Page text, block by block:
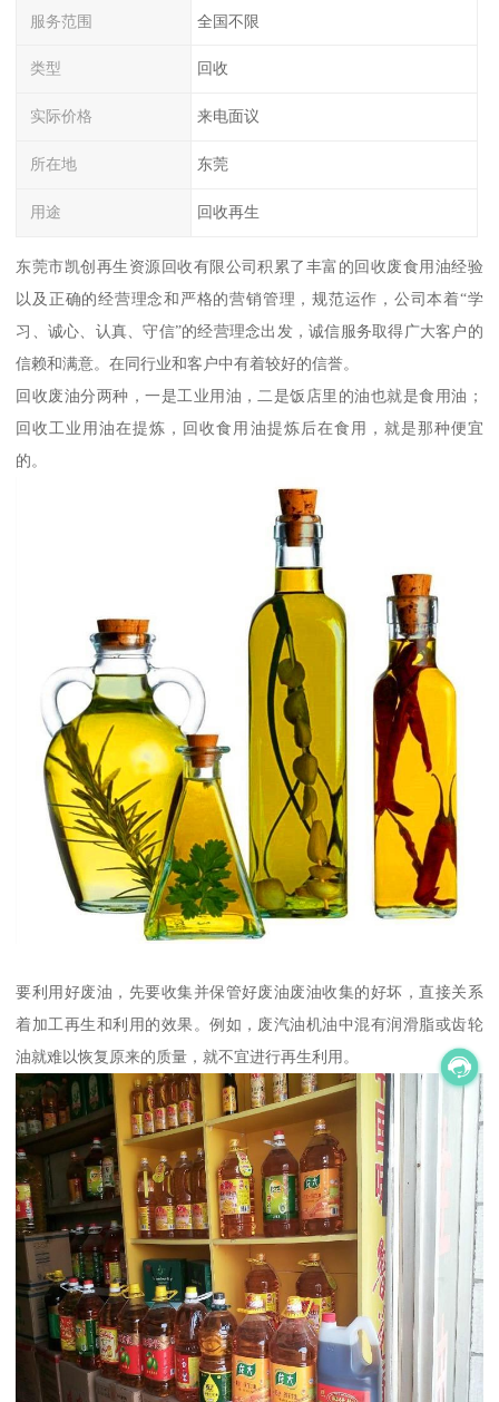
服务范围 全国不限
类型 回收
实际价格 来电面议
所在地 东莞
用途 回收再生
东莞市凯创再生资源回收有限公司积累了丰富的回收废食用油经验
以及正确的经营理念和严格的营销管理，规范运作，公司本着“学
习、诚心、认真、守信”的经营理念出发，诚信服务取得广大客户的
信赖和满意。在同行业和客户中有着较好的信誉。
回收废油分两种，一是工业用油，二是饭店里的油也就是食用油；
回收工业用油在提炼，回收食用油提炼后在食用，就是那种便宜
的。
要利用好废油，先要收集并保管好废油废油收集的好坏，直接关系
着加工再生和利用的效果。例如，废汽油机油中混有润滑脂或齿轮
油就难以恢复原来的质量，就不宜进行再生利用。